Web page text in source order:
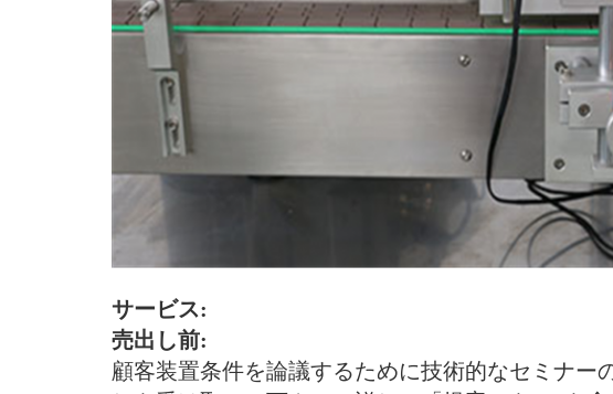
サービス:
売出し前:
顧客装置条件を論議するために技術的なセミナー